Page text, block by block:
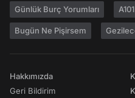
Günlük Burç Yorumları A101
Bugün Ne Pişirsem
Hakkımızda
Geri Bildirim